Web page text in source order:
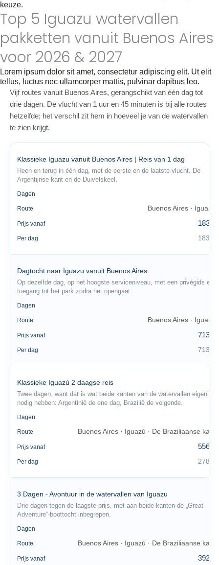
keuze.
Top 5 Iguazu watervallen
pakketten vanuit Buenos Aires
voor 2026 & 2027
Lorem ipsum dolor sit amet, consectetur adipiscing elit. Ut elit
tellus, luctus nec ullamcorper mattis, pulvinar dapibus leo.
Vijf routes vanuit Buenos Aires, gerangschikt van één dag tot
drie dagen. De vlucht van 1 uur en 45 minuten is bij alle routes
hetzelfde; het verschil zit hem in hoeveel je van de watervallen
te zien krijgt.
Klassieke Iguazu vanuit Buenos Aires | Reis van 1 dag
Heen en terug in één dag, met de eerste en de laatste vlucht. De
Argentijnse kant en de Duivelskeel.
Dagen
Route Buenos Aires · Iguazú
Prijs vanaf 183 €
Per dag 183 €
Dagtocht naar Iguazu vanuit Buenos Aires
Op dezelfde dag, op het hoogste serviceniveau, met een privégids en
toegang tot het park zodra het opengaat.
Dagen
Route Buenos Aires · Iguazú
Prijs vanaf 713 €
Per dag 713 €
Klassieke Iguazú 2 daagse reis
Twee dagen, want dat is wat beide kanten van de watervallen eigenlijk
nodig hebben: Argentinië de ene dag, Brazilië de volgende.
Dagen
Route Buenos Aires · Iguazú · De Braziliaanse kant
Prijs vanaf 556 €
Per dag 278 €
3 Dagen - Avontuur in de watervallen van Iguazu
Drie dagen tegen de laagste prijs, met aan beide kanten de „Great
Adventure”-boottocht inbegrepen.
Dagen
Route Buenos Aires · Iguazú · De Braziliaanse kant
Prijs vanaf 392 €